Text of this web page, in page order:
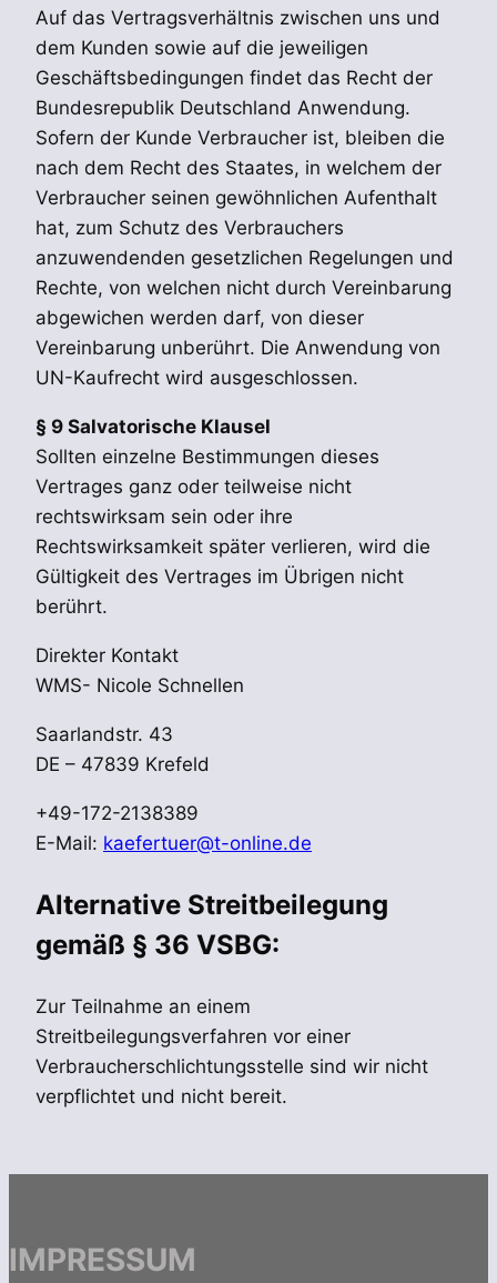
Auf das Vertragsverhältnis zwischen uns und
dem Kunden sowie auf die jeweiligen
Geschäftsbedingungen findet das Recht der
Bundesrepublik Deutschland Anwendung.
Sofern der Kunde Verbraucher ist, bleiben die
nach dem Recht des Staates, in welchem der
Verbraucher seinen gewöhnlichen Aufenthalt
hat, zum Schutz des Verbrauchers
anzuwendenden gesetzlichen Regelungen und
Rechte, von welchen nicht durch Vereinbarung
abgewichen werden darf, von dieser
Vereinbarung unberührt. Die Anwendung von
UN-Kaufrecht wird ausgeschlossen.
§ 9 Salvatorische Klausel
Sollten einzelne Bestimmungen dieses
Vertrages ganz oder teilweise nicht
rechtswirksam sein oder ihre
Rechtswirksamkeit später verlieren, wird die
Gültigkeit des Vertrages im Übrigen nicht
berührt.
Direkter Kontakt
WMS- Nicole Schnellen
Saarlandstr. 43
DE – 47839 Krefeld
+49-172-2138389
E-Mail: kaefertuer@t-online.de
Alternative Streitbeilegung
gemäß § 36 VSBG:
Zur Teilnahme an einem
Streitbeilegungsverfahren vor einer
Verbraucherschlichtungsstelle sind wir nicht
verpflichtet und nicht bereit.
IMPRESSUM